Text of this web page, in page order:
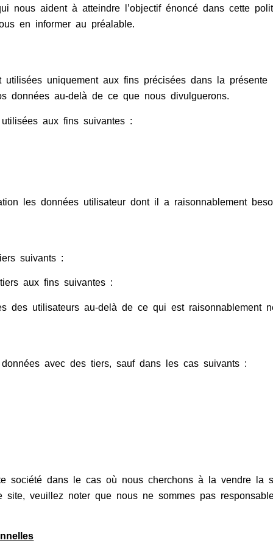
nous aident à atteindre l’objectif énoncé dans cette
en informer au préalable.
uniquement aux fins précisées dans la
données au-delà de ce que nous divulguerons.
aux fins suivantes :
les données utilisateur dont il a raisonnablement
suivants :
aux fins suivantes :
des utilisateurs au-delà de ce qui est raisonnablement
avec des tiers, sauf dans les cas suivants :
société dans le cas où nous cherchons à la vendre la
veuillez noter que nous ne sommes pas